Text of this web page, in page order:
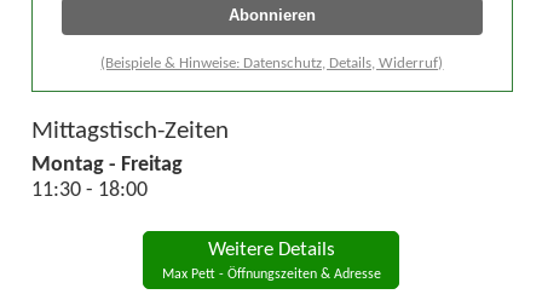
(Beispiele & Hinweise: Datenschutz, Details, Widerruf)
Mittagstisch-Zeiten
Montag - Freitag
11:30 - 18:00
Weitere Details
Max Pett - Öffnungszeiten & Adresse